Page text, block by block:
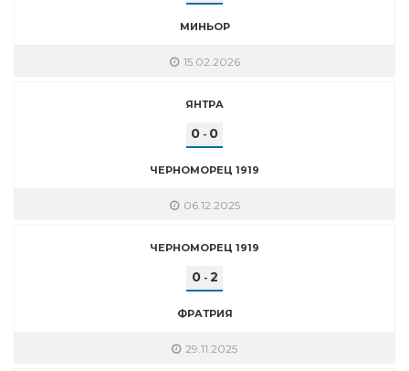
МИНЬОР
15.02.2026
ЯНТРА
0 - 0
ЧЕРНОМОРЕЦ 1919
06.12.2025
ЧЕРНОМОРЕЦ 1919
0- 2
ФРАТРИЯ
29.11.2025